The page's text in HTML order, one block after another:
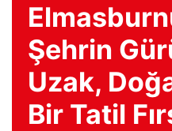
Şehrin
Uzak,
Bir Tatil